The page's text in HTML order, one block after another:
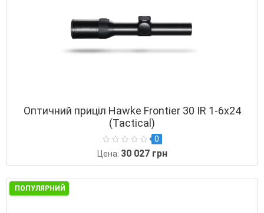
Оптичний приціл Hawke Frontier 30 IR 1-6x24
(Tactical)
0
Цена: 30 027 грн
ПОПУЛЯРНИЙ